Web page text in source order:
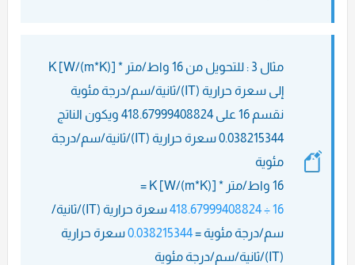
مثال 3 : للتحويل من 16 واط/متر * K [W/(m*K)]
إلى سعرة حرارية (IT)/ثانية/سم/درجة مئوية
نقسم 16 على 418.67999408824 ويكون الناتج
0.038215344 سعرة حرارية (IT)/ثانية/سم/درجة
مئوية
16 واط/متر * K [W/(m*K)] =
16 ÷ 418.67999408824
سعرة حرارية (IT)/ثانية/
سم/درجة مئوية =0.038215344سعرة حرارية
(IT)/ثانية/سم/درجة مئوية